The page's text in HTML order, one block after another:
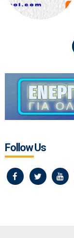
Follow Us